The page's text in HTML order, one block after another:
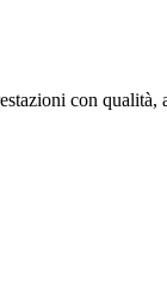
con qualità,